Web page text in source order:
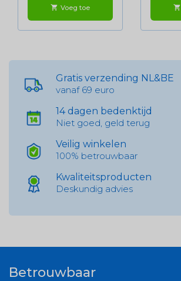
shopping_cart Voeg toe shopping_cart
Gratis verzending NL&BE
vanaf 69 euro
14 dagen bedenktijd
Niet goed, geld terug
Veilig winkelen
100% betrouwbaar
Kwaliteitsproducten
Deskundig advies
Betrouwbaar